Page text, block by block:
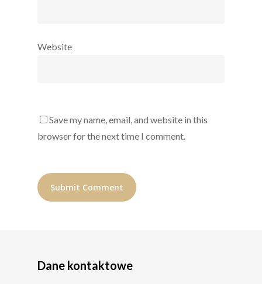
Website
Save my name, email, and website in this
browser for the next time I comment.
Dane kontaktowe